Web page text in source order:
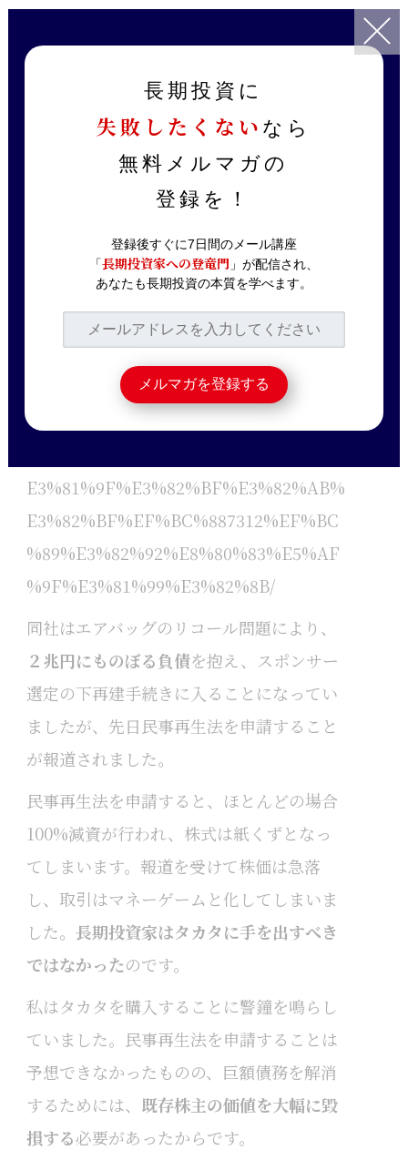
潰れる会社、潰れない会社の見分け方
投資知識
潰れる会社、潰れない
会社の見分け方
今週、当社ホームページでタカタ（7312）
について取り上げました。
https://tsubame104.com/2017/06/21/%E
8%B2%B7%E3%81%86%E3%81%B9%E
3%81%8D%E3%81%A7%E3%81%AF%
E3%81%9F%E3%82%BF%E3%82%AB%
E3%82%BF%EF%BC%887312%EF%BC
%89%E3%82%92%E8%80%83%E5%AF
%9F%E3%81%99%E3%82%8B/
同社はエアバッグのリコール問題により、
２兆円にものぼる負債を抱え、スポンサー
選定の下再建手続きに入ることになってい
ましたが、先日民事再生法を申請すること
が報道されました。
民事再生法を申請すると、ほとんどの場合
100%減資が行われ、株式は紙くずとなっ
てしまいます。報道を受けて株価は急落
し、取引はマネーゲームと化してしまいま
した。 長期投資家はタカタに手を出すべき
ではなかったのです。
私はタカタを購入することに警鐘を鳴らし
ていました。民事再生法を申請することは
予想できなかったものの、巨額債務を解消
するためには、 既存株主の価値を大幅に毀
損する必要があったからです。
長期投資に
失敗したくない なら
無料メルマガの
登録を！
登録後すぐに7日間のメール講座
「長期投資家への登竜門」が配信され、
あなたも長期投資の本質を学べます。